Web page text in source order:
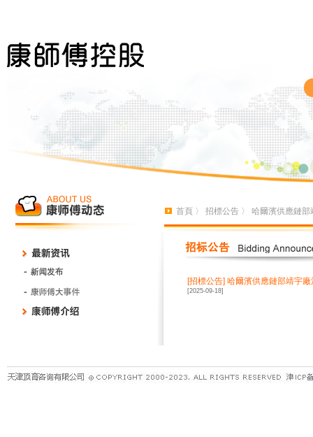
首頁 〉 招標公告 〉 哈爾濱供應鏈
[招標公告] 哈爾濱供應鏈部靖宇
[2025-09-18]